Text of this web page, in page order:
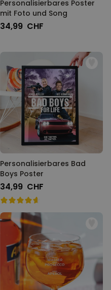
Personalisierbares Poster
mit Foto und Song
34,99 CHF
Personalisierbares Bad
Boys Poster
34,99 CHF